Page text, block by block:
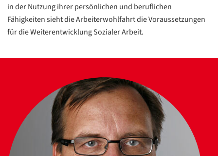
in der Nutzung ihrer persönlichen und beruflichen
Fähigkeiten sieht die Arbeiterwohlfahrt die Voraussetzungen
für die Weiterentwicklung Sozialer Arbeit.
Datenschutzerklärung
Datenschutzerklärung
Google
Datenschutzerklärung
Übersetzen